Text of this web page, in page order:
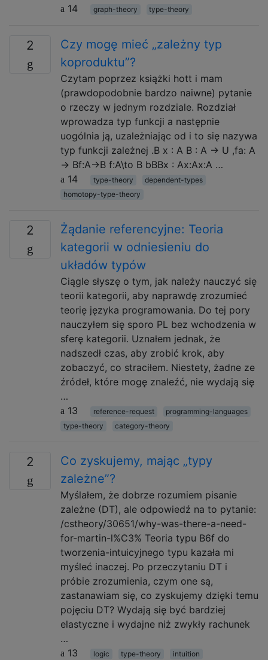
14 graph-theory type-theory
2
Czy mogę mieć „zależny typ
koproduktu”?
Czytam poprzez książki hott i mam
(prawdopodobnie bardzo naiwne) pytanie
o rzeczy w jednym rozdziale. Rozdział
wprowadza typ funkcji a następnie
uogólnia ją, uzależniając od i to się nazywa
typ funkcji zależnej .B x : A B : A → U ,fa: A
→ Bf:A→B f:A\to B bBBx : Ax:Ax:A …
14
type-theory
dependent-types
homotopy-type-theory
2
Żądanie referencyjne: Teoria
kategorii w odniesieniu do
układów typów
Ciągle słyszę o tym, jak należy nauczyć się
teorii kategorii, aby naprawdę zrozumieć
teorię języka programowania. Do tej pory
nauczyłem się sporo PL bez wchodzenia w
sferę kategorii. Uznałem jednak, że
nadszedł czas, aby zrobić krok, aby
zobaczyć, co straciłem. Niestety, żadne ze
źródeł, które mogę znaleźć, nie wydają się
…
13
reference-request
programming-languages
type-theory
category-theory
2
Co zyskujemy, mając „typy
zależne”?
Myślałem, że dobrze rozumiem pisanie
zależne (DT), ale odpowiedź na to pytanie:
/cstheory/30651/why-was-there-a-need-
for-martin-l%C3% Teoria typu B6f do
tworzenia-intuicyjnego typu kazała mi
myśleć inaczej. Po przeczytaniu DT i
próbie zrozumienia, czym one są,
zastanawiam się, co zyskujemy dzięki temu
pojęciu DT? Wydają się być bardziej
elastyczne i wydajne niż zwykły rachunek
…
13
logic type-theory intuition